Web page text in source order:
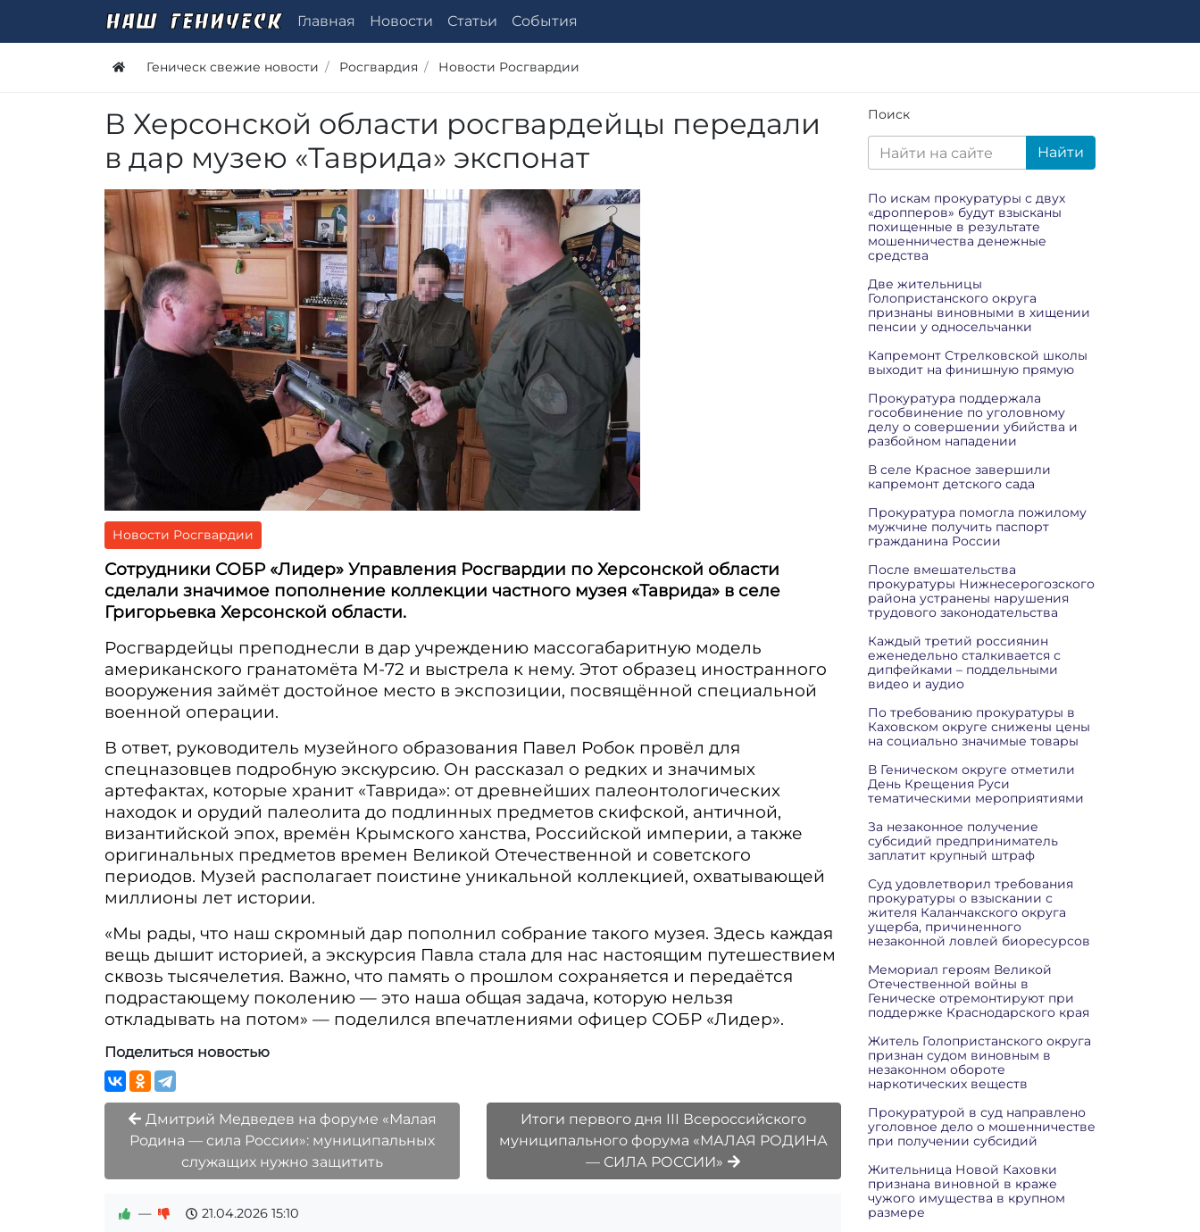
Главная Новости Статьи События
Геническ свежие новости Росгвардия Новости Росгвардии
В Херсонской области росгвардейцы передали
в дар музею «Таврида» экспонат
Новости Росгвардии
Сотрудники СОБР «Лидер» Управления Росгвардии по Херсонской области
сделали значимое пополнение коллекции частного музея «Таврида» в селе
Григорьевка Херсонской области.
Росгвардейцы преподнесли в дар учреждению массогабаритную модель
американского гранатомёта М-72 и выстрела к нему. Этот образец иностранного
вооружения займёт достойное место в экспозиции, посвящённой специальной
военной операции.
В ответ, руководитель музейного образования Павел Робок провёл для
спецназовцев подробную экскурсию. Он рассказал о редких и значимых
артефактах, которые хранит «Таврида»: от древнейших палеонтологических
находок и орудий палеолита до подлинных предметов скифской, античной,
византийской эпох, времён Крымского ханства, Российской империи, а также
оригинальных предметов времен Великой Отечественной и советского
периодов. Музей располагает поистине уникальной коллекцией, охватывающей
миллионы лет истории.
«Мы рады, что наш скромный дар пополнил собрание такого музея. Здесь каждая
вещь дышит историей, а экскурсия Павла стала для нас настоящим путешествием
сквозь тысячелетия. Важно, что память о прошлом сохраняется и передаётся
подрастающему поколению — это наша общая задача, которую нельзя
откладывать на потом» — поделился впечатлениями офицер СОБР «Лидер».
Поделиться новостью
Дмитрий Медведев на форуме «Малая
Родина — сила России»: муниципальных
служащих нужно защитить
Итоги первого дня III Всероссийского
муниципального форума «МАЛАЯ РОДИНА
— СИЛА РОССИИ»
— 21.04.2026 15:10
Поиск
Найти
По искам прокуратуры с двух
«дропперов» будут взысканы
похищенные в результате
мошенничества денежные
средства
Две жительницы
Голопристанского округа
признаны виновными в хищении
пенсии у односельчанки
Капремонт Стрелковской школы
выходит на финишную прямую
Прокуратура поддержала
гособвинение по уголовному
делу о совершении убийства и
разбойном нападении
В селе Красное завершили
капремонт детского сада
Прокуратура помогла пожилому
мужчине получить паспорт
гражданина России
После вмешательства
прокуратуры Нижнесерогозского
района устранены нарушения
трудового законодательства
Каждый третий россиянин
еженедельно сталкивается с
дипфейками – поддельными
видео и аудио
По требованию прокуратуры в
Каховском округе снижены цены
на социально значимые товары
В Геническом округе отметили
День Крещения Руси
тематическими мероприятиями
За незаконное получение
субсидий предприниматель
заплатит крупный штраф
Суд удовлетворил требования
прокуратуры о взыскании с
жителя Каланчакского округа
ущерба, причиненного
незаконной ловлей биоресурсов
Мемориал героям Великой
Отечественной войны в
Геническе отремонтируют при
поддержке Краснодарского края
Житель Голопристанского округа
признан судом виновным в
незаконном обороте
наркотических веществ
Прокуратурой в суд направлено
уголовное дело о мошенничестве
при получении субсидий
Жительница Новой Каховки
признана виновной в краже
чужого имущества в крупном
размере